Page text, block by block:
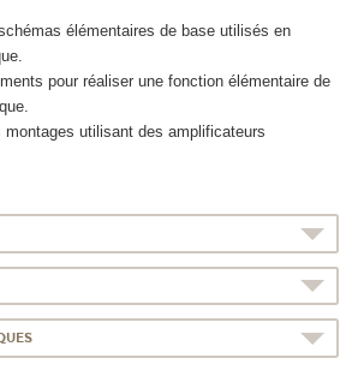
élémentaires de base utilisés en
pour réaliser une fonction élémentaire de
utilisant des amplificateurs